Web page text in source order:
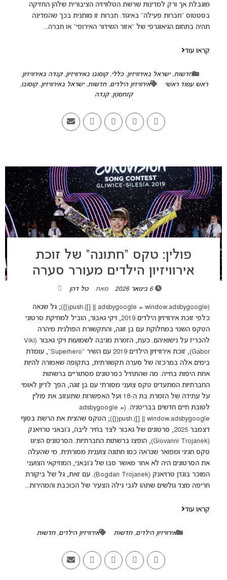
מוגבלת אך ורק למדינות שרשת הטלוויזיה הציבורית שלהן החזיקה
בסטטוס "חברות פעילה" באיגוד. חברות זו מותנית בכך שהמדינה
תהיה בתחום הגיאוגרפי של "אזור השידור האירופי" או חברה...
קראו עוד
חדשות,ישראל באירוויזיון,כללי,קוסובו באירוויזיון,קנדה באירוויזיון,
ראש עמוד ראשי
אירוויזיון הילדים,חדשות,ישראל באירוויזיון,קוסובו,
קזחסטן,קנדה
פולין: טקס “חתונה” של זוכת
אירוויזיון הילדים מעורר סערה
6 בינואר 2026 מאת טל דהן
(adsbygoogle = window.adsbygoogle || []).push({}); גל שנאה
כלפי זוכת אירוויזיון הילדים 2019, ויקי גאבור, הוביל למחיקת סרטוני
הטקס השנוי במחלוקת עם בן זוגה, והתקשורת הפולנית מיהרה
להכריז על נישואיהם. כעת, הזמרת מגיבה לשמועות ויקי גאבור (Viki
Gabor), זוכת אירוויזיון הילדים 2019 עם השיר "Superhero", עומדת
בימים אלה במרכזה של סערה תקשורתית, בתקופה שאמורה להיות
אחת היפות בחייה. מה שהתחיל כסרטונים מסתוריים ברשתות
החברתיות המתעדים טקס צועני מסורתי עם בן זוגה, הפך לדיון לאומי
על עתידה של הזמרת בת ה-18 ועל האפשרות שתעזוב את פולין
לטובת חיים חדשים בבריטניה. (adsbygoogle =
window.adsbygoogle || []).push({}); הטקס שהצית את הרשת בסוף
דצמבר 2025, סרטונים של גאבור לצד בחיר ליבה, ג'ובאני טרויאנק
(Giovanni Trojanek), הופצו ברשתות החברתיות. הסרטונים הציגו
טקס חגיגי ומפואר שנראה כמו חתונה צוענית מסורתית. מי שהעלה
את הסרטונים היה לא אחר מאשר סבו של ג'ובאני, המוזיקאי הצועני
המוכר בוגדן טרויאנק (Bogdan Trojanek). עם זאת, גל של ביקורת
חריפה מצד גולשים שתהו לגבי גילה הצעיר של הכוכבת והמהירות...
קראו עוד
אירוויזיון הילדים,חדשות אירוויזיון הילדים,חדשות